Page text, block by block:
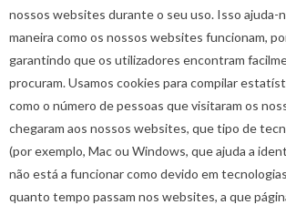
nossos websites durante o seu uso. Isso ajuda-
maneira como os nossos websites funcionam,
garantindo que os utilizadores encontram
procuram. Usamos cookies para compilar
como o número de pessoas que visitaram os
chegaram aos nossos websites, que tipo de
(por exemplo, Mac ou Windows, que ajuda a
não está a funcionar como devido em
quanto tempo passam nos websites, a que